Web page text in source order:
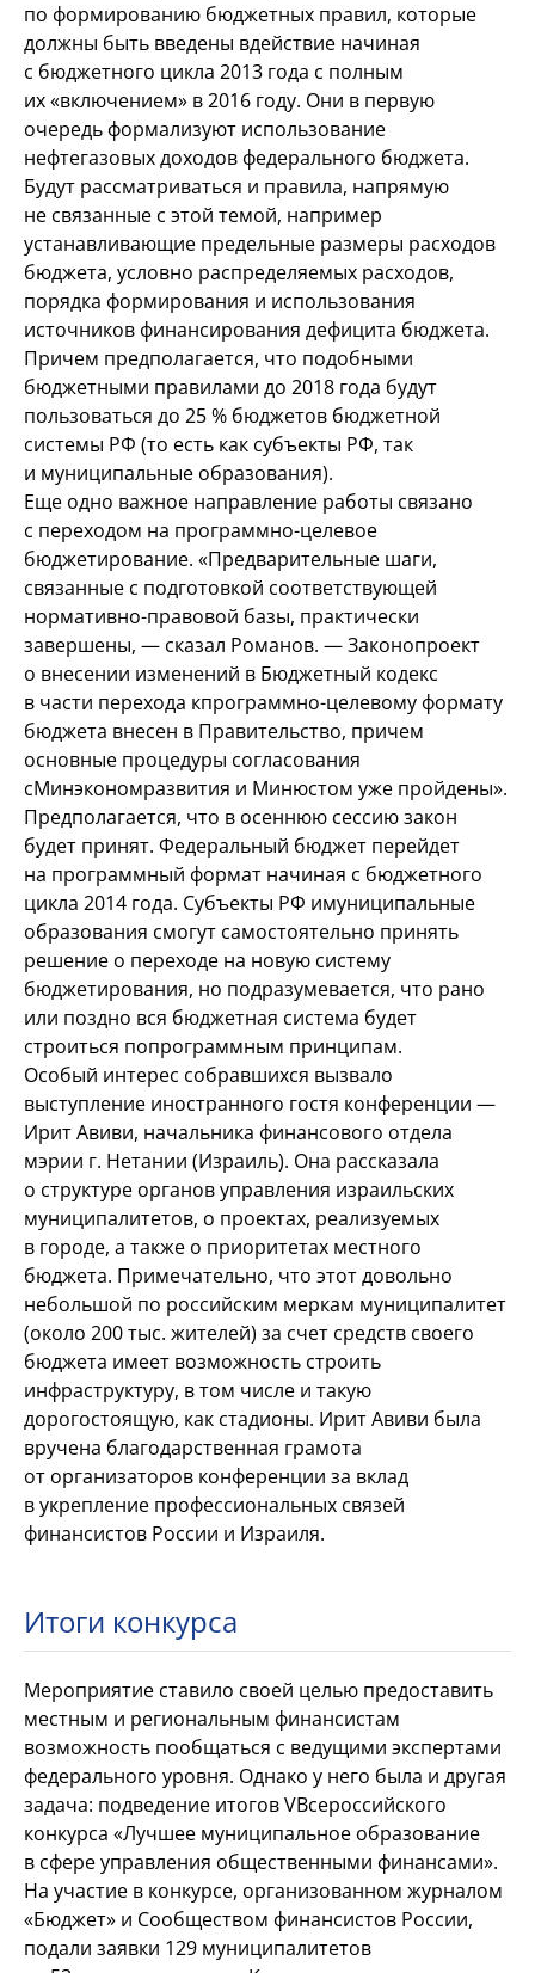
по формированию бюджетных правил, которые
должны быть введены вдействие начиная
с бюджетного цикла 2013 года с полным
их«включением» в2016 году. Они в первую
очередь формализуют использование
нефтегазовых доходов федерального бюджета.
Будут рассматриваться и правила, напрямую
не связанные с этой темой, например
устанавливающие предельные размеры расходов
бюджета, условно распределяемых расходов,
порядка формирования и использования
источников финансирования дефицита бюджета.
Причем предполагается, что подобными
бюджетными правилами до 2018 года будут
пользоваться до 25% бюджетов бюджетной
системы РФ (то есть как субъекты РФ, так
и муниципальные образования).
Еще одно важное направление работы связано
с переходом на программно-целевое
бюджетирование. «Предварительные шаги,
связанные с подготовкой соответствующей
нормативно-правовой базы, практически
завершены, — сказал Романов. —Законопроект
о внесении изменений в Бюджетный кодекс
в части перехода кпрограммно-целевому формату
бюджета внесен в Правительство, причем
основные процедуры согласования
сМинэкономразвития и Минюстом уже пройдены».
Предполагается, что в осеннюю сессию закон
будет принят. Федеральный бюджет перейдет
на программный формат начиная с бюджетного
цикла 2014 года. Субъекты РФ имуниципальные
образования смогут самостоятельно принять
решение о переходе на новую систему
бюджетирования, но подразумевается, что рано
или поздно вся бюджетная система будет
строиться попрограммным принципам.
Особый интерес собравшихся вызвало
выступление иностранного гостя конференции —
Ирит Авиви, начальника финансового отдела
мэрии г. Нетании (Израиль). Она рассказала
о структуре органов управления израильских
муниципалитетов, о проектах, реализуемых
в городе, а также о приоритетах местного
бюджета. Примечательно, что этот довольно
небольшой по российским меркам муниципалитет
(около 200тыс. жителей) за счет средств своего
бюджета имеет возможность строить
инфраструктуру, втом числе и такую
дорогостоящую, как стадионы. Ирит Авиви была
вручена благодарственная грамота
от организаторов конференции за вклад
вукрепление профессиональных связей
финансистов России и Израиля.
Итоги конкурса
Мероприятие ставило своей целью предоставить
местным и региональным финансистам
возможность пообщаться с ведущими экспертами
федерального уровня. Однако у него была и другая
задача: подведение итогов VВсероссийского
конкурса «Лучшее муниципальное образование
в сфере управления общественными финансами».
На участие в конкурсе, организованном журналом
«Бюджет» и Сообществом финансистов России,
подали заявки 129 муниципалитетов